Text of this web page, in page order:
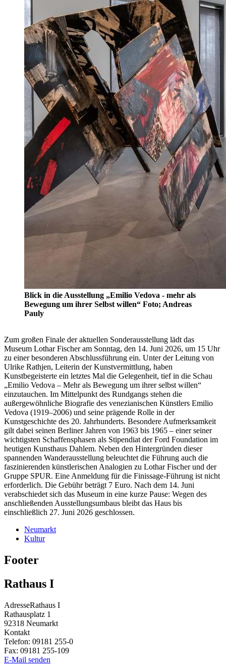
Blick in die Ausstellung „Emilio Vedova - mehr als
Bewegung um ihrer Selbst willen“ Foto; Andreas
Pauly
Zum großen Finale der aktuellen Sonderausstellung lädt das
Museum Lothar Fischer am Sonntag, den 14. Juni 2026, um 15 Uhr
zu einer besonderen Abschlussführung ein. Unter der Leitung von
Ulrike Rathjen, Leiterin der Kunstvermittlung, haben
Kunstbegeisterte ein letztes Mal die Gelegenheit, tief in die Schau
„Emilio Vedova – Mehr als Bewegung um ihrer selbst willen“
einzutauchen. Im Mittelpunkt des Rundgangs stehen die
außergewöhnliche Biografie des venezianischen Künstlers Emilio
Vedova (1919–2006) und seine prägende Rolle in der
Kunstgeschichte des 20. Jahrhunderts. Besondere Aufmerksamkeit
gilt dabei seinen Berliner Jahren von 1963 bis 1965 – einer seiner
wichtigsten Schaffensphasen als Stipendiat der Ford Foundation im
heutigen Kunsthaus Dahlem. Neben den Hintergründen dieser
spannenden Wanderausstellung beleuchtet die Führung auch die
faszinierenden künstlerischen Analogien zu Lothar Fischer und der
Gruppe SPUR. Eine Anmeldung für die Finissage-Führung ist nicht
erforderlich. Die Gebühr beträgt 7 Euro. Nach dem 14. Juni
verabschiedet sich das Museum in eine kurze Pause: Wegen des
anschließenden Ausstellungsumbaus bleibt das Haus bis
einschließlich 27. Juni 2026 geschlossen.
Neumarkt
Kultur
Footer
Rathaus I
AdresseRathaus I
Rathausplatz 1
92318 Neumarkt
Kontakt
Telefon: 09181 255-0
Fax: 09181 255-109
E-Mail senden